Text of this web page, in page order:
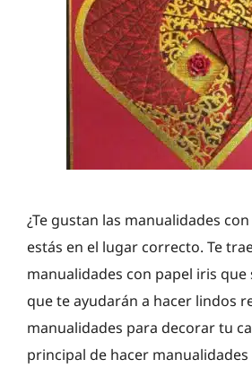
¿Te gustan las manualidades
estás en el lugar correcto. Te
manualidades con papel iris
que te ayudarán a hacer lindos
manualidades para decorar tu
principal de hacer